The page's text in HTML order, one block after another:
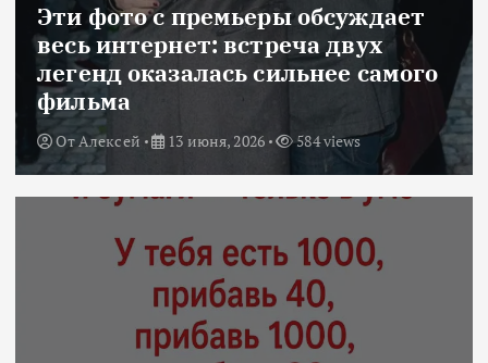
Эти фото с премьеры обсуждает
весь интернет: встреча двух
легенд оказалась сильнее самого
фильма
ОтАлексей 13 июня, 2026 584 views